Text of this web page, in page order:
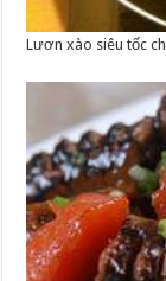
Lươn xào siêu tốc